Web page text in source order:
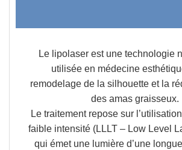
Le lipolaser est une technologie
utilisée en médecine
remodelage de la silhouette et la
des amas graisseux.
Le traitement repose sur l’utilisation
faible intensité (LLLT – Low Level
qui émet une lumière d’une